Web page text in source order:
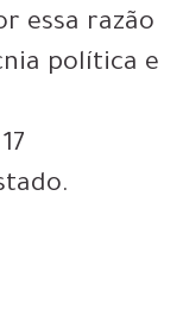
essa razão
política e